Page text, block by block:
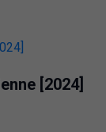
[2024]